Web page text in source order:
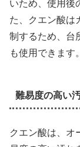
いため、使用後
た、クエン酸は
制するため、台
も使用できます。
難易度の高い
クエン酸は、オ